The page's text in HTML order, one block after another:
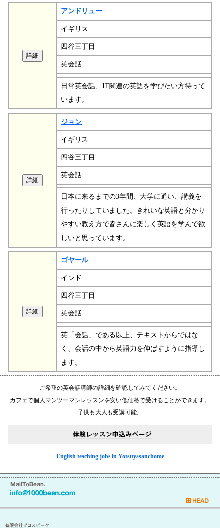
アンドリュー
イギリス
四谷三丁目
英会話
日常英会話、IT関連の英語を学びたい方待って
います。
ジョン
イギリス
四谷三丁目
英会話
日本に来るまでの3年間、大学に通い、講義を
行ったりしていました。きれいな英語と分かり
やすい教え方で皆さんに楽しく英語を学んで欲
しいと思っています。
ゴヤール
インド
四谷三丁目
英会話
英「会話」である以上、テキストからではな
く、会話の中から英語力を伸ばすように指導し
ます。
ご希望の英会話講師の詳細を確認してみてください。
カフェで個人マンツーマンレッスンを安い低価格で受けることができます。
子供も大人も受講可能。
English teaching jobs in Yotsuyasanchome